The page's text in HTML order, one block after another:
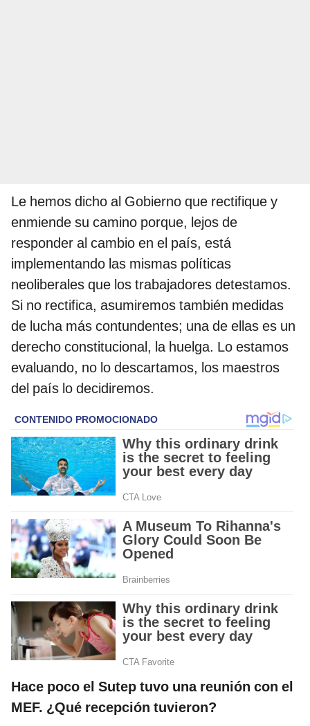
Le hemos dicho al Gobierno que rectifique y
enmiende su camino porque, lejos de
responder al cambio en el país, está
implementando las mismas políticas
neoliberales que los trabajadores detestamos.
Si no rectifica, asumiremos también medidas
de lucha más contundentes; una de ellas es un
derecho constitucional, la huelga. Lo estamos
evaluando, no lo descartamos, los maestros
del país lo decidiremos.
Hace poco el Sutep tuvo una reunión con el
MEF. ¿Qué recepción tuvieron?